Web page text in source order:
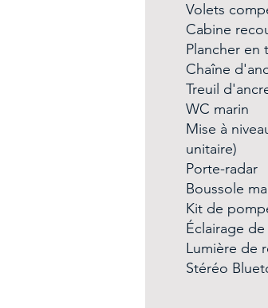
Volets
Cabine
Plancher en
Chaîne
Treuil
WC marin
Mise à
unitaire)
Porte-radar
Boussole
Kit de
Éclairage
Lumière de
Stéréo